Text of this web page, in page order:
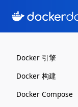
Docker 引擎
Docker 构建
Docker Compose